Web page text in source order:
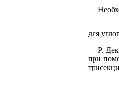
для
Р.
при